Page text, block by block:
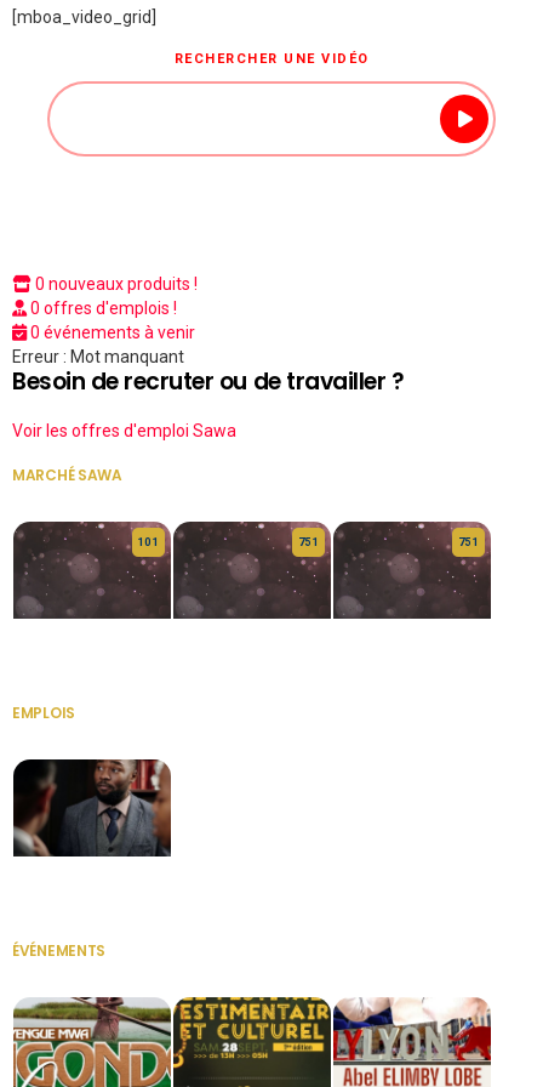
[mboa_video_grid]
RECHERCHER UNE VIDÉO
0 nouveaux produits !
0 offres d'emplois !
0 événements à venir
Erreur : Mot manquant
Besoin de recruter ou de travailler ?
Voir les offres d'emploi Sawa
MARCHÉ SAWA
10 1 75 1 75 1
EMPLOIS
ÉVÉNEMENTS